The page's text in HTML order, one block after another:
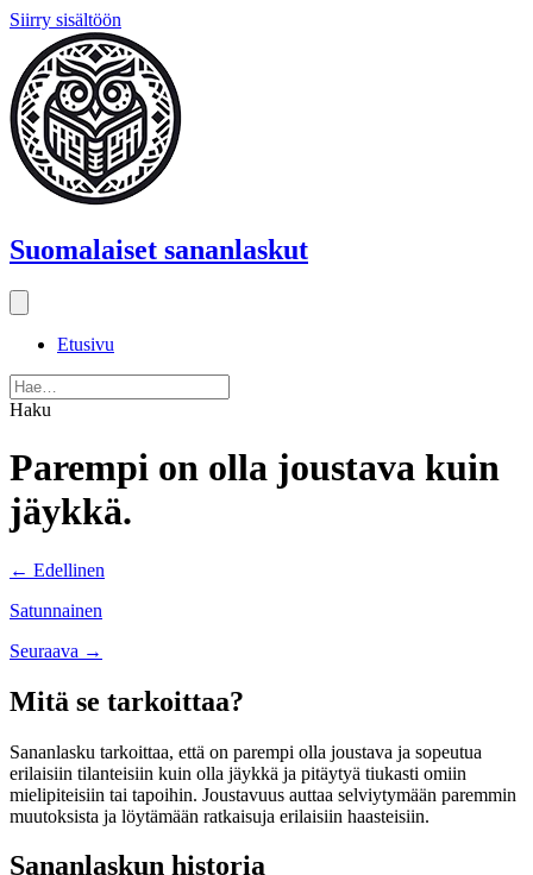
Siirry sisältöön
Suomalaiset sananlaskut
Etusivu
Haku
Parempi on olla joustava kuin
jäykkä.
Posts
navigation
← Edellinen
Satunnainen
Posts
navigation
Seuraava →
Mitä se tarkoittaa?
Sananlasku tarkoittaa, että on parempi olla joustava ja sopeutua
erilaisiin tilanteisiin kuin olla jäykkä ja pitäytyä tiukasti omiin
mielipiteisiin tai tapoihin. Joustavuus auttaa selviytymään paremmin
muutoksista ja löytämään ratkaisuja erilaisiin haasteisiin.
Sananlaskun historia